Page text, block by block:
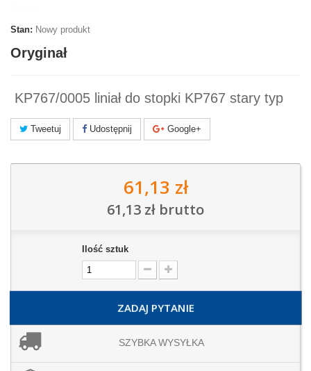
Stan: Nowy produkt
Oryginał
KP767/0005 liniał do stopki KP767 stary typ
Tweetuj Udostępnij Google+
61,13 zł
61,13 zł brutto
Ilość sztuk
ZADAJ PYTANIE
SZYBKA WYSYŁKA